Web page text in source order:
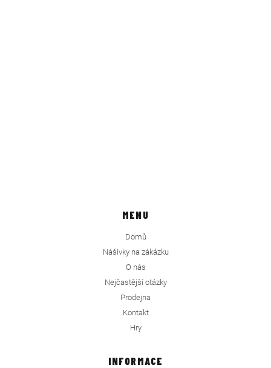
MENU
Domů
Nášivky na zákázku
O nás
Nejčastější otázky
Prodejna
Kontakt
Hry
INFORMACE